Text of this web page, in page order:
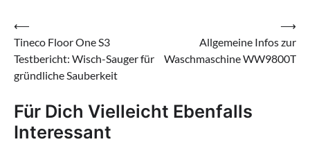
Beitragsnavigation
⟵
Tineco Floor One S3
Testbericht: Wisch-Sauger für
gründliche Sauberkeit
Allgemeine Infos zur
Waschmaschine WW9800T
⟶
Für Dich Vielleicht Ebenfalls
Interessant